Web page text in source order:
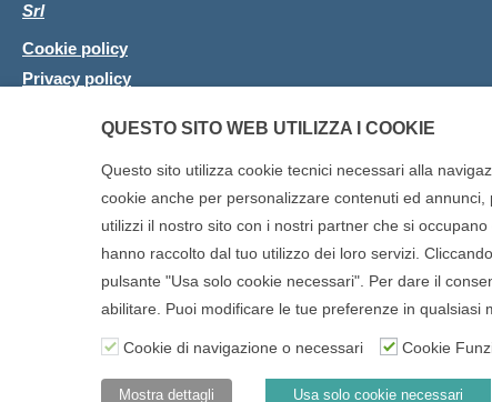
Srl
Cookie policy
Privacy policy
Copyright © 2025 SOCIALFARMA - La piattaforma web per i
Carmiano (LE) - Tel: 0832.093720 Cell: 3276346536 Cell:
Nell'anno 2018 sono stati erogati €3.147,62 da Invitalia a saldo
6/3/2013 tit. II-tit. III) del 19/03/2014
QUESTO SITO WEB UTILIZZA I COOKIE
Questo sito utilizza cookie tecnici necessari alla
cookie anche per personalizzare contenuti ed
utilizzi il nostro sito con i nostri partner che si
hanno raccolto dal tuo utilizzo dei loro servizi.
pulsante "Usa solo cookie necessari". Per dare il
abilitare. Puoi modificare le tue preferenze in
Cookie di navigazione o necessari Cookie
Mostra dettagli Usa solo cookie necessari